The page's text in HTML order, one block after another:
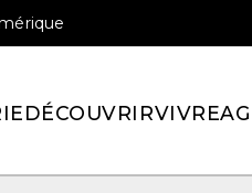
DÉCOUVRIRVIVRE